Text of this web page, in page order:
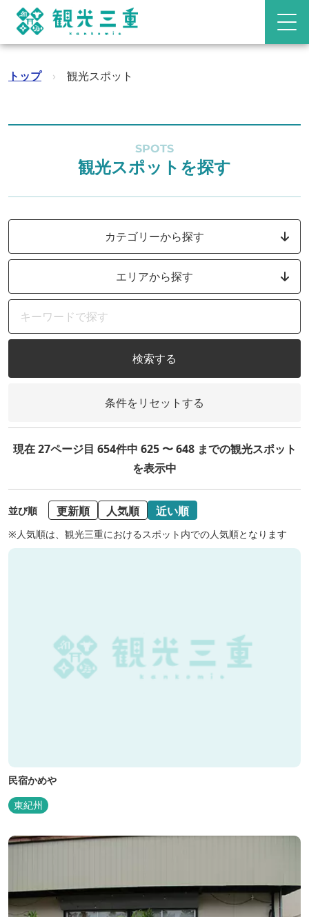
トップ › 観光スポット
SPOTS
観光スポットを探す
カテゴリーから探す
エリアから探す
検索する
条件をリセットする
現在 27ページ目 654件中 625 〜 648 までの観光スポット
を表示中
並び順 更新順 人気順 近い順
※人気順は、観光三重におけるスポット内での人気順となります
民宿かめや
東紀州